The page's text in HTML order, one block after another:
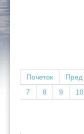
Почеток Пред
7
8 9 10